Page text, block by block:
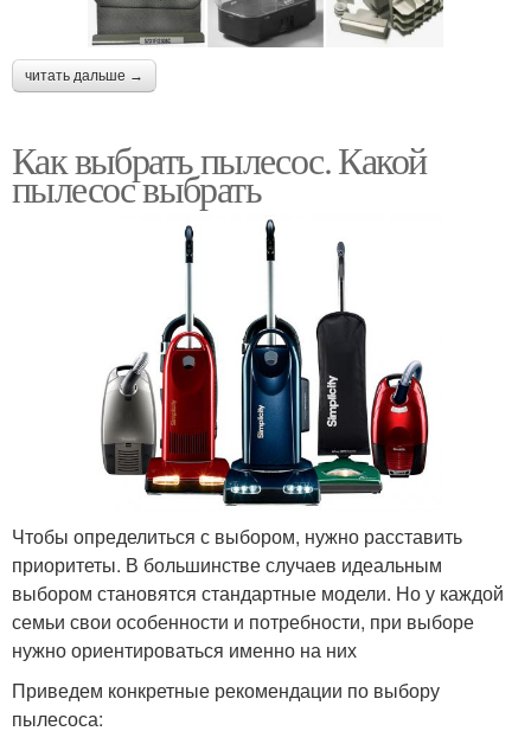
читать дальше →
Как выбрать пылесос. Какой
пылесос выбрать
Чтобы определиться с выбором, нужно расставить
приоритеты. В большинстве случаев идеальным
выбором становятся стандартные модели. Но у каждой
семьи свои особенности и потребности, при выборе
нужно ориентироваться именно на них
Приведем конкретные рекомендации по выбору
пылесоса: